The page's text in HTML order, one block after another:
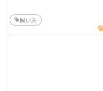
飼い方